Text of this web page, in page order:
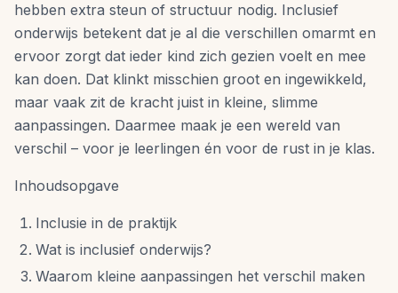
hebben extra steun of structuur nodig. Inclusief
onderwijs betekent dat je al die verschillen omarmt en
ervoor zorgt dat ieder kind zich gezien voelt en mee
kan doen. Dat klinkt misschien groot en ingewikkeld,
maar vaak zit de kracht juist in kleine, slimme
aanpassingen. Daarmee maak je een wereld van
verschil – voor je leerlingen én voor de rust in je klas.
Inhoudsopgave
Inclusie in de praktijk
Wat is inclusief onderwijs?
Waarom kleine aanpassingen het verschil maken